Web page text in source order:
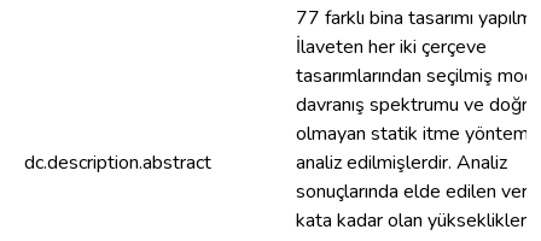
dc.description.abstract
77 farklı bina tasarımı
İlaveten her iki çerçeve
tasarımlarından seçilmiş
davranış spektrumu ve
olmayan statik itme
analiz edilmişlerdir. Analiz
sonuçlarında elde edilen
kata kadar olan